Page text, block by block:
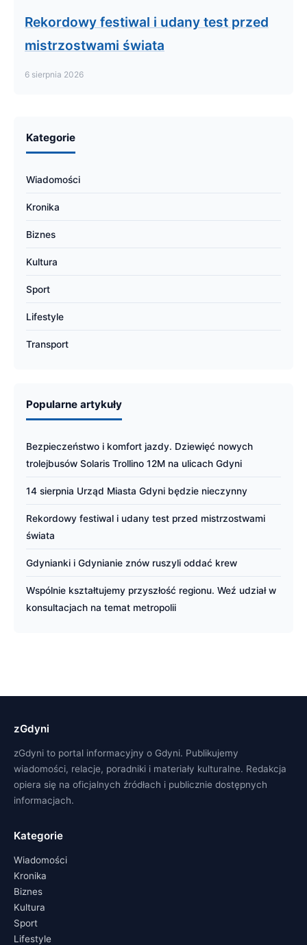
Rekordowy festiwal i udany test przed
mistrzostwami świata
6 sierpnia 2026
Kategorie
Wiadomości
Kronika
Biznes
Kultura
Sport
Lifestyle
Transport
Popularne artykuły
Bezpieczeństwo i komfort jazdy. Dziewięć nowych
trolejbusów Solaris Trollino 12M na ulicach Gdyni
14 sierpnia Urząd Miasta Gdyni będzie nieczynny
Rekordowy festiwal i udany test przed mistrzostwami
świata
Gdynianki i Gdynianie znów ruszyli oddać krew
Wspólnie kształtujemy przyszłość regionu. Weź udział w
konsultacjach na temat metropolii
zGdyni
zGdyni to portal informacyjny o Gdyni. Publikujemy
wiadomości, relacje, poradniki i materiały kulturalne. Redakcja
opiera się na oficjalnych źródłach i publicznie dostępnych
informacjach.
Kategorie
Wiadomości
Kronika
Biznes
Kultura
Sport
Lifestyle